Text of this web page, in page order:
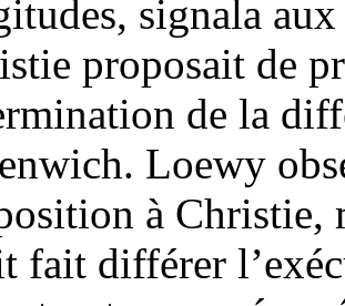
signala
proposait de
de la
Loewy
à Christie,
fait différer